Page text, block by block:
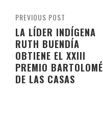
PREVIOUS POST
LA LÍDER INDÍGENA
RUTH BUENDÍA
OBTIENE EL XXIII
PREMIO BARTOLOMÉ
DE LAS CASAS